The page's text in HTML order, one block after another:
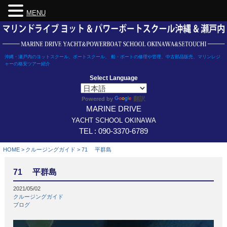
Skip
content
沖縄・瀬戸内のヨットスクール、ボートスクール、 船・ボートの修理や管理、中古部品販売、マリンレジ
ャーの格安ツアー紹介
Select Language
Powered by 翻訳
MARINE DRIVE
YACHT SCHOOL OKINAWA
TEL : 090-3370-6789
HOME > クルージングガイド > 71 平群島
71 平群島
2021/05/02
クルージングガイド
ブログ
MENU